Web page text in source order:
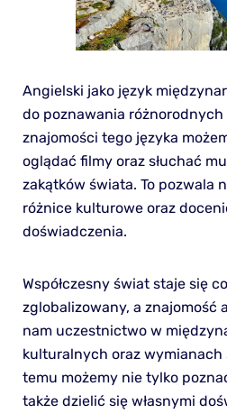
Angielski jako język
do poznawania
znajomości tego języka
oglądać filmy oraz słuchać
zakątków świata. To pozwala
różnice kulturowe oraz
doświadczenia.
Współczesny świat staje się
zglobalizowany, a znajomość
nam uczestnictwo w
kulturalnych oraz wymianach
temu możemy nie tylko
także dzielić się własnymi